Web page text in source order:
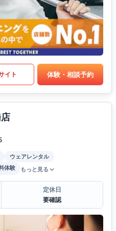
イト 体験・相談予約
ウェアレンタル
体験 もっと見る
定休日
要確認